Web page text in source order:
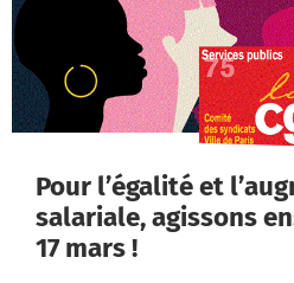
Pour l’égalité et
salariale, agissons
17 mars !